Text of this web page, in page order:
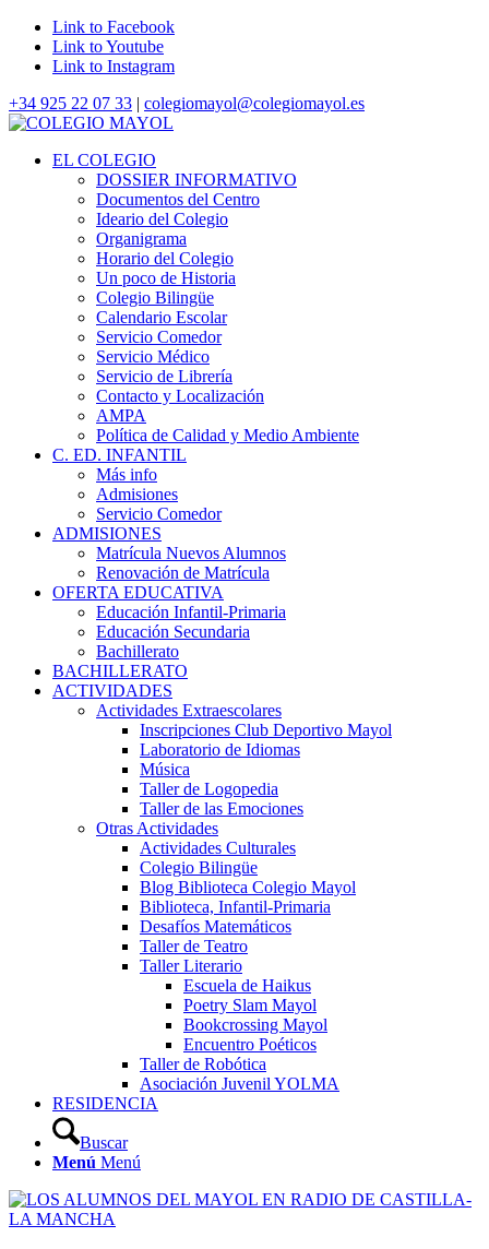
Link to Facebook
Link to Youtube
Link to Instagram
+34 925 22 07 33 | colegiomayol@colegiomayol.es
EL COLEGIO
DOSSIER INFORMATIVO
Documentos del Centro
Ideario del Colegio
Organigrama
Horario del Colegio
Un poco de Historia
Colegio Bilingüe
Calendario Escolar
Servicio Comedor
Servicio Médico
Servicio de Librería
Contacto y Localización
AMPA
Política de Calidad y Medio Ambiente
C. ED. INFANTIL
Más info
Admisiones
Servicio Comedor
ADMISIONES
Matrícula Nuevos Alumnos
Renovación de Matrícula
OFERTA EDUCATIVA
Educación Infantil-Primaria
Educación Secundaria
Bachillerato
BACHILLERATO
ACTIVIDADES
Actividades Extraescolares
Inscripciones Club Deportivo Mayol
Laboratorio de Idiomas
Música
Taller de Logopedia
Taller de las Emociones
Otras Actividades
Actividades Culturales
Colegio Bilingüe
Blog Biblioteca Colegio Mayol
Biblioteca, Infantil-Primaria
Desafíos Matemáticos
Taller de Teatro
Taller Literario
Escuela de Haikus
Poetry Slam Mayol
Bookcrossing Mayol
Encuentro Poéticos
Taller de Robótica
Asociación Juvenil YOLMA
RESIDENCIA
Buscar
Menú Menú